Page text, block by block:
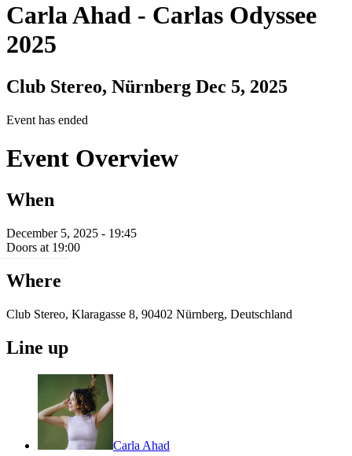
Carla Ahad - Carlas Odyssee
2025
Club Stereo, Nürnberg Dec 5, 2025
Event has ended
Event Overview
When
December 5, 2025 - 19:45
Doors at 19:00
Where
Club Stereo, Klaragasse 8, 90402 Nürnberg, Deutschland
Line up
Carla Ahad